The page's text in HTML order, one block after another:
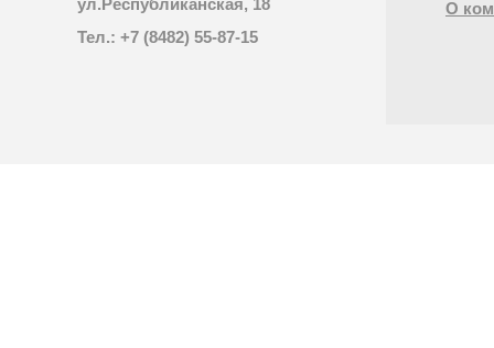
ул.Республиканская, 18
Тел.: +7 (8482) 55-87-15
О